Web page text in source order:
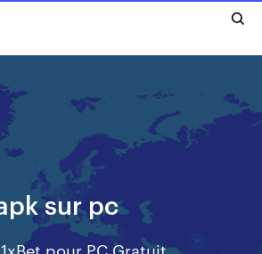
sur pc
pour PC Gratuit